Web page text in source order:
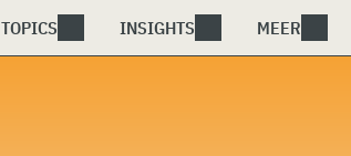
TOPICS INSIGHTS MEER